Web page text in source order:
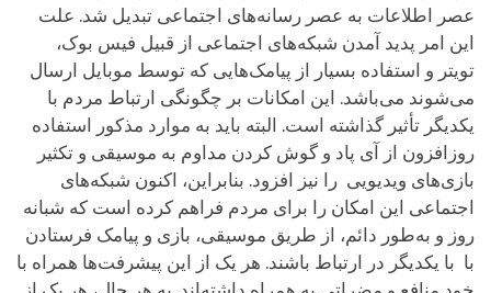
عصر اطلاعات به عصر رسانه‌های اجتماعی تبدیل شد. علت
این امر پدید آمدن شبکه‌های اجتماعی از قبیل فیس بوک،
تویتر و استفاده بسیار از پیامک‌هایی که توسط موبایل ارسال
می‌شوند می‌باشد. این امکانات بر چگونگی ارتباط مردم با
یکدیگر تأثیر گذاشته است. البته باید به موارد مذکور استفاده
روزافزون از آی پاد و گوش کردن مداوم به موسیقی و تکثیر
بازی‌های ویدیویی را نیز افزود. بنابراین، اکنون شبکه‌های
اجتماعی این امکان را برای مردم فراهم کرده است که شبانه
روز و به‌طور دائم، از طریق موسیقی، بازی و پیامک فرستادن
با با یکدیگر در ارتباط‌ باشند. هر یک از این پیشرفت‌ها همراه با